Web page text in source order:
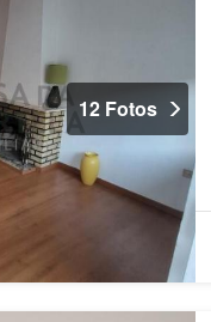
12 Fotos